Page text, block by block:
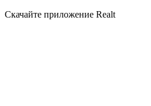
Скачайте приложение Realt